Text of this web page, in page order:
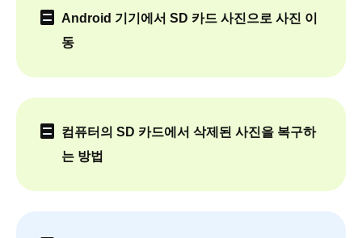
Android 기기에서 SD 카드 사진으로 사진 이
동
컴퓨터의 SD 카드에서 삭제된 사진을 복구하
는 방법